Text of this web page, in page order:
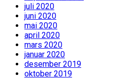
juli 2020
juni 2020
mai 2020
april 2020
mars 2020
januar 2020
desember 2019
oktober 2019